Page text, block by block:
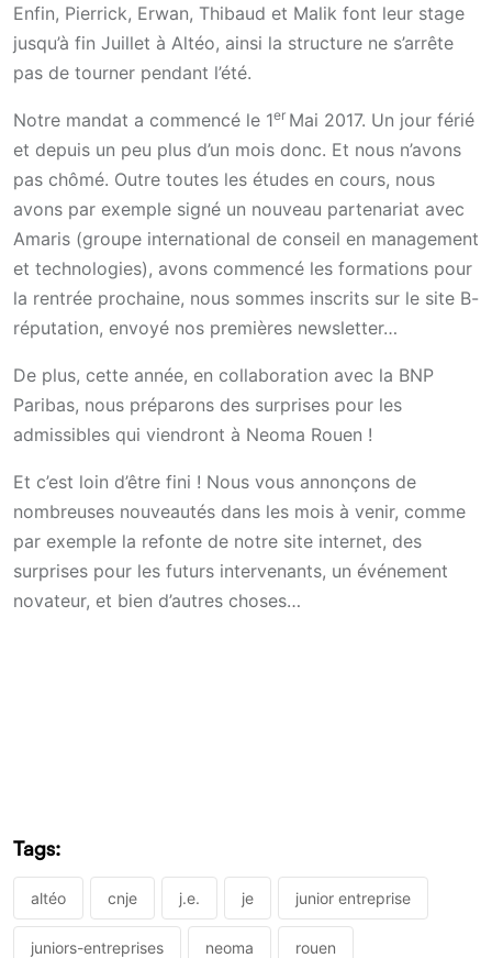
Enfin, Pierrick, Erwan, Thibaud et Malik font leur stage
jusqu’à fin Juillet à Altéo, ainsi la structure ne s’arrête
pas de tourner pendant l’été.
Notre mandat a commencé le 1er Mai 2017. Un jour férié
et depuis un peu plus d’un mois donc. Et nous n’avons
pas chômé. Outre toutes les études en cours, nous
avons par exemple signé un nouveau partenariat avec
Amaris (groupe international de conseil en management
et technologies), avons commencé les formations pour
la rentrée prochaine, nous sommes inscrits sur le site B-
réputation, envoyé nos premières newsletter…
De plus, cette année, en collaboration avec la BNP
Paribas, nous préparons des surprises pour les
admissibles qui viendront à Neoma Rouen !
Et c’est loin d’être fini ! Nous vous annonçons de
nombreuses nouveautés dans les mois à venir, comme
par exemple la refonte de notre site internet, des
surprises pour les futurs intervenants, un événement
novateur, et bien d’autres choses…
Tags:
altéo cnje j.e. je junior entreprise
juniors-entreprises neoma rouen